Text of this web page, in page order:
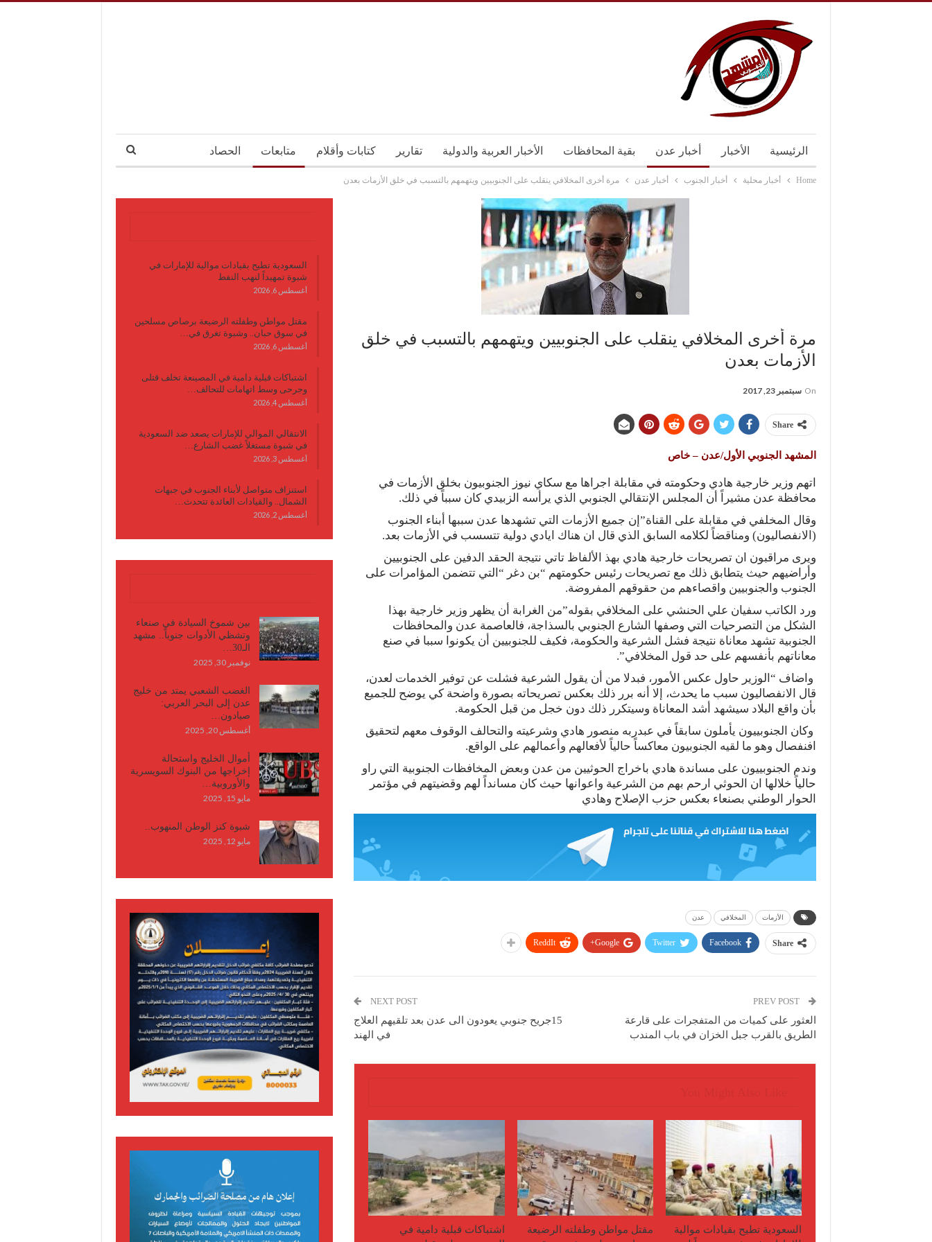
الرئيسية الأخبار أخبار عدن بقية المحافظات الأخبار العربية والدولية تقارير كتابات وأقلام متابعات الحصاد
Home أخبار محلية أخبار الجنوب أخبار عدن مرة أخرى المخلافي ينقلب على الجنوبيين ويتهمهم بالتسبب في خلق الأزمات بعدن
مرة أخرى المخلافي ينقلب على الجنوبيين ويتهمهم بالتسبب في خلق
الأزمات بعدن
On سبتمبر 23, 2017
Share
المشهد الجنوبي الأول/عدن – خاص
اتهم وزير خارجية هادي وحكومته في مقابلة اجراها مع سكاي نيوز الجنوبيون بخلق الأزمات في
محافظة عدن مشيراً أن المجلس الإنتقالي الجنوبي الذي يرأسه الزبيدي كان سبباً في ذلك.
وقال المخلفي في مقابلة على القناة”إن جميع الأزمات التي تشهدها عدن سببها أبناء الجنوب
(الانفصاليون) ومناقضاً لكلامه السابق الذي قال ان هناك ايادي دولية تتسسب في الأزمات بعد.
ويرى مراقبون ان تصريحات خارجية هادي بهذ الألفاظ تاتي نتيجة الحقد الدفين على الجنوبيين
وأراضيهم حيث يتطابق ذلك مع تصريحات رئيس حكومتهم “بن دغر “التي تتضمن المؤامرات على
الجنوب والجنوبيين واقصاءهم من حقوقهم المفروضة.
ورد الكاتب سفيان علي الحنشي على المخلافي بقوله”من الغرابة أن يظهر وزير خارجية بهذا
الشكل من التصرحيات التي وصفها الشارع الجنوبي بالسذاجة، فالعاصمة عدن والمحافظات
الجنوبية تشهد معاناة نتيجة فشل الشرعية والحكومة، فكيف للجنوبيين أن يكونوا سببا في صنع
معاناتهم بأنفسهم على حد قول المخلافي”.
واضاف “الوزير حاول عكس الأمور، فبدلا من أن يقول الشرعية فشلت عن توفير الخدمات لعدن،
قال الانفصاليون سبب ما يحدث، إلا أنه برر ذلك بعكس تصريحاته بصورة واضحة كي يوضح للجميع
بأن واقع البلاد سيشهد أشد المعاناة وسيتكرر ذلك دون خجل من قبل الحكومة.
وكان الجنوبييون يأملون سابقاً في عبدربه منصور هادي وشرعيته والتحالف الوقوف معهم لتحقيق
افنفصال وهو ما لقيه الجنوبيون معاكساً حالياً لأفعالهم وأعمالهم على الواقع.
وندم الجنوبييون على مساندة هادي باخراج الحوثيين من عدن وبعض المخافظات الجنوبية التي راو
حالياً خلالها ان الحوثي ارحم بهم من الشرعية واعوانها حيث كان مسانداً لهم وقضيتهم في مؤتمر
الحوار الوطني بصنعاء بعكس حزب الإصلاح وهادي
الأزمات المخلافي عدن
Share
Facebook
Twitter
Google+
ReddIt
العثور على كميات من المتفجرات على قارعة
الطريق بالقرب جبل الخزان في باب المندب
NEXT POST
15جريح جنوبي يعودون الى عدن بعد تلقيهم العلاج
في الهند
السعودية تطيح بقيادات موالية
مقتل مواطن وطفلته الرضيعة
اشتباكات قبلية دامية في
السعودية تطيح بقيادات موالية للإمارات في
شبوة تمهيداً لنهب النفط
أغسطس 6, 2026
مقتل مواطن وطفلته الرضيعة برصاص مسلحين
في سوق حبان.. وشبوة تغرق في…
أغسطس 6, 2026
اشتباكات قبلية دامية في المصينعة تخلف قتلى
وجرحى وسط اتهامات للتحالف…
أغسطس 4, 2026
الانتقالي الموالي للإمارات يصعد ضد السعودية
في شبوة مستغلاً غضب الشارع…
أغسطس 3, 2026
استنزاف متواصل لأبناء الجنوب في جبهات
الشمال.. والقيادات العائدة تتحدث…
أغسطس 2, 2026
بين شموخ السيادة في صنعاء
وتشظي الأدوات جنوباً.. مشهد
الـ30…
نوفمبر 30, 2025
الغضب الشعبي يمتد من خليج
عدن إلى البحر العربي:
صيادون…
أغسطس 20, 2025
أموال الخليج واستحالة
إخراجها من البنوك السويسرية
والأوروبية…
مايو 15, 2025
شبوة كنز الوطن المنهوب..
مايو 12, 2025